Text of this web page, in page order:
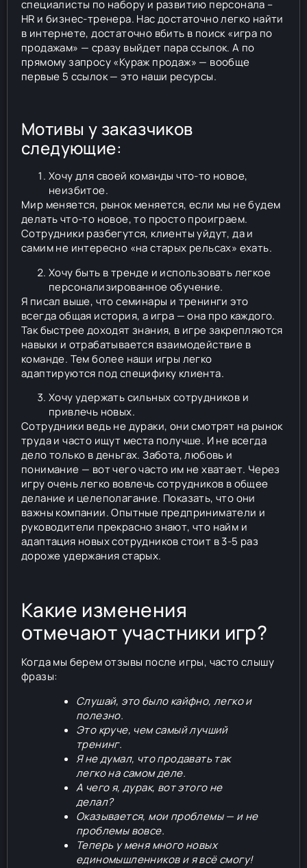
специалисты по набору и развитию персонала –
HR и бизнес-тренера. Нас достаточно легко найти
в интернете, достаточно вбить в поиск «игра по
продажам» — сразу выйдет пара ссылок. А по
прямому запросу «Кураж продаж» — вообще
первые 5 ссылок — это наши ресурсы.
Мотивы у заказчиков
следующие:
Хочу для своей команды что-то новое,
неизбитое.
Мир меняется, рынок меняется, если мы не будем
делать что-то новое, то просто проиграем.
Сотрудники разбегутся, клиенты уйдут, да и
самим не интересно «на старых рельсах» ехать.
Хочу быть в тренде и использовать легкое
персонализированное обучение.
Я писал выше, что семинары и тренинги это
всегда общая история, а игра — она про каждого.
Так быстрее доходят знания, в игре закрепляются
навыки и отрабатывается взаимодействие в
команде. Тем более наши игры легко
адаптируются под специфику клиента.
Хочу удержать сильных сотрудников и
привлечь новых.
Сотрудники ведь не дураки, они смотрят на рынок
труда и часто ищут места получше. И не всегда
дело только в деньгах. Забота, любовь и
понимание — вот чего часто им не хватает. Через
игру очень легко вовлечь сотрудников в общее
делание и целеполагание. Показать, что они
важны компании. Опытные предприниматели и
руководители прекрасно знают, что найм и
адаптация новых сотрудников стоит в 3-5 раз
дороже удержания старых.
Какие изменения
отмечают участники игр?
Когда мы берем отзывы после игры, часто слышу
фразы:
Слушай, это было кайфно, легко и
полезно.
Это круче, чем самый лучший
тренинг.
Я не думал, что продавать так
легко на самом деле.
А чего я, дурак, вот этого не
делал?
Оказывается, мои проблемы — и не
проблемы вовсе.
Теперь у меня много новых
единомышленников и я всё смогу!